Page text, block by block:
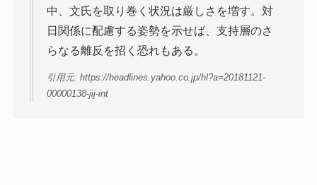
中、文氏を取り巻く状況は厳しさを増す。対
日関係に配慮する姿勢を示せば、支持層のさ
らなる離反を招く恐れもある。
引用元: https://headlines.yahoo.co.jp/hl?a=20181121-
00000138-jij-int